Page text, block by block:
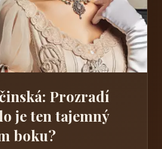
Prozradí
je ten tajemný
boku?